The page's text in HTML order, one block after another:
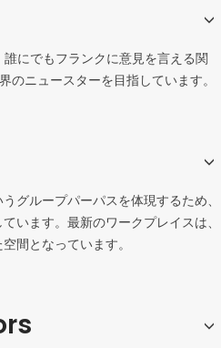
にでもフランクに意見を言える関
ニュースターを目指しています。
グループパーパスを体現するため、
います。最新のワークプレイスは、
間となっています。